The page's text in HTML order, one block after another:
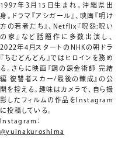
1997年3月15日生まれ。沖縄県出
身。ドラマ『アシガール』、映画『明け
方の若者たち』、Netflix『呪怨:呪い
の家』など話題作に多数出演し、
2022年4月スタートのNHKの朝ドラ
『ちむどんどん』ではヒロインを務め
る。さらに映画『鋼の錬金術師 完結
編 復讐者スカー/最後の錬成』の公
開を控える。趣味はカメラで、自ら撮
影したフィルムの作品をInstagram
に投稿している。
Instagram：
@yuinakuroshima